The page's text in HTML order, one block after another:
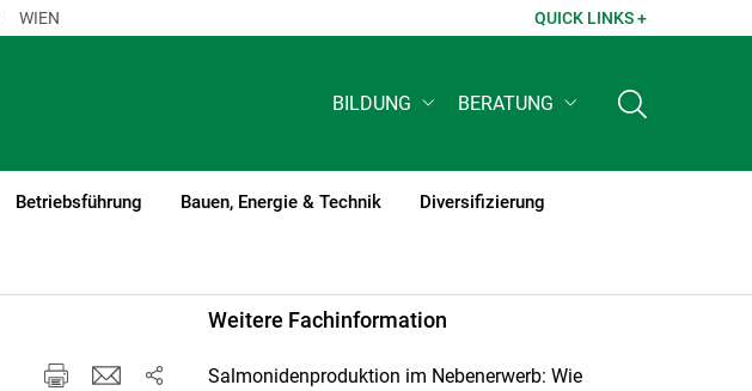
WIEN QUICK LINKS +
BILDUNG BERATUNG
Betriebsführung Bauen, Energie & Technik Diversifizierung
Weitere Fachinformation
Salmonidenproduktion im Nebenerwerb: Wie